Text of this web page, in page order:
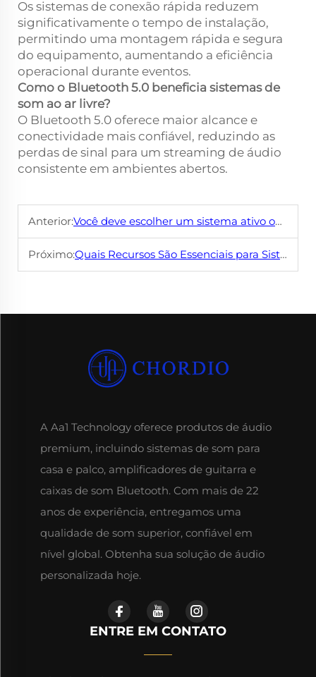
Os sistemas de conexão rápida reduzem
significativamente o tempo de instalação,
permitindo uma montagem rápida e segura
do equipamento, aumentando a eficiência
operacional durante eventos.
Como o Bluetooth 5.0 beneficia sistemas de
som ao ar livre?
O Bluetooth 5.0 oferece maior alcance e
conectividade mais confiável, reduzindo as
perdas de sinal para um streaming de áudio
consistente em ambientes abertos.
Anterior:Você deve escolher um sistema ativo ou passivo? Tome uma decisão após ler esses 5 pontos
Próximo:Quais Recursos São Essenciais para Sistemas de Áudio Ao Ar Livre?
A Aa1 Technology oferece produtos de áudio
premium, incluindo sistemas de som para
casa e palco, amplificadores de guitarra e
caixas de som Bluetooth. Com mais de 22
anos de experiência, entregamos uma
qualidade de som superior, confiável em
nível global. Obtenha sua solução de áudio
personalizada hoje.
ENTRE EM CONTATO